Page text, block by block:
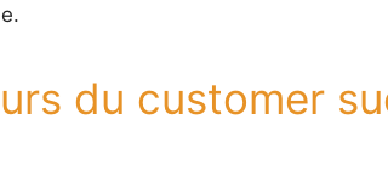
du customer